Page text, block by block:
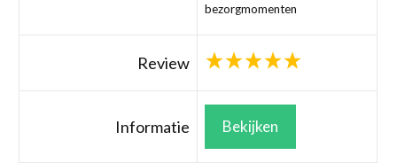
bezorgmomenten
Review
Informatie Bekijken